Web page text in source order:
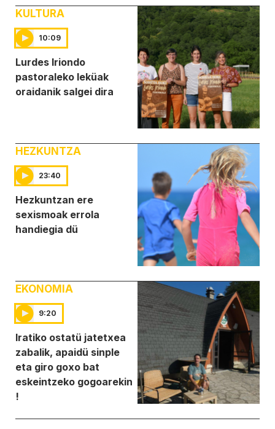
KULTURA
10:09
Lurdes Iriondo
pastoraleko leküak
oraidanik salgei dira
HEZKUNTZA
23:40
Hezkuntzan ere
sexismoak errola
handiegia dü
EKONOMIA
9:20
Iratiko ostatü jatetxea
zabalik, apaidü sinple
eta giro goxo bat
eskeintzeko gogoarekin
!